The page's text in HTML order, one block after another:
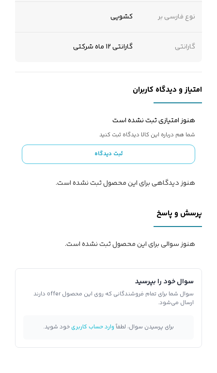
نوع فارسی بر کشویی
گارانتی گارانتی 12 ماه شرکتی
امتیاز و دیدگاه کاربران
هنوز امتیازی ثبت نشده است
شما هم درباره این کالا دیدگاه ثبت کنید
ثبت دیدگاه
هنوز دیدگاهی برای این محصول ثبت نشده است.
پرسش و پاسخ
هنوز سوالی برای این محصول ثبت نشده است.
سوال خود را بپرسید
سوال شما برای تمام فروشندگانی که روی این محصول offer دارند
ارسال می‌شود.
برای پرسیدن سوال، لطفاًوارد حساب کاربریخود شوید.